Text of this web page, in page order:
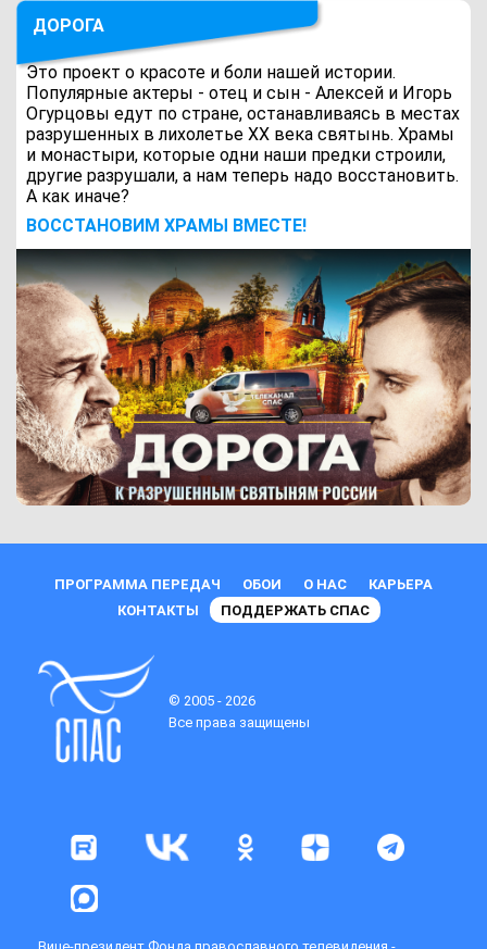
ДОРОГА
Это проект о красоте и боли нашей истории.
Популярные актеры - отец и сын - Алексей и Игорь
Огурцовы едут по стране, останавливаясь в местах
разрушенных в лихолетье ХХ века святынь. Храмы
и монастыри, которые одни наши предки строили,
другие разрушали, а нам теперь надо восстановить.
А как иначе?
ВОCСТАНОВИМ ХРАМЫ ВМЕСТЕ!
ПРОГРАММА ПЕРЕДАЧ ОБОИ О НАС
КАРЬЕРА
КОНТАКТЫ
ПОДДЕРЖАТЬ СПАС
© 2005 - 2026
Все права защищены